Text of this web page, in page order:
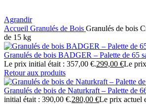
Agrandir
Accueil Granulés de Bois Granulés de bois
de 15 kg
Granulés de bois BADGER – Palette de 65
Le prix initial était : 357,00 €.299,00 €Le
Retour aux produits
Granulés de bois de Naturkraft – Palette de
initial était : 390,00 €.280,00 €Le prix actuel